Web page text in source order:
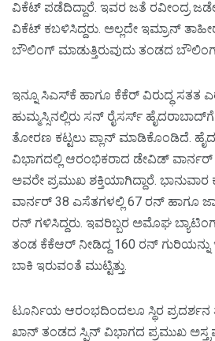
ವಿಕೆಟ್‌ ಪಡೆದಿದ್ದಾರೆ. ಇವರ ಜತೆ ರವೀಂದ್ರ
ವಿಕೆಟ್‌ ಕಬಳಿಸಿದ್ದರು. ಅಲ್ಲದೇ ಇಮ್ರಾನ್‌
ಬೌಲಿಂಗ್‌ ಮಾಡುತ್ತಿರುವುದು ತಂಡದ ಬೌಲಿಂಗ್‌
ಇನ್ನೂ ಸಿಎಸ್‌ಕೆ ಹಾಗೂ ಕೆಕೆರ್‌ ವಿರುದ್ಧ ಸತತ
ಹುಮ್ಮಸ್ಸಿನಲ್ಲಿರು ಸನ್‌ ರೈಸರ್ಸ್‌
ತೋರಣ ಕಟ್ಟಲು ಪ್ಲಾನ್ ಮಾಡಿಕೊಂಡಿದೆ.
ವಿಭಾಗದಲ್ಲಿ ಆರಂಭಿಕರಾದ ಡೇವಿಡ್‌ ವಾರ್ನರ್‌
ಅವರೇ ಪ್ರಮುಖ ಶಕ್ತಿಯಾಗಿದ್ದಾರೆ.
ವಾರ್ನರ್‌ 38 ಎಸೆತಗಳಲ್ಲಿ 67 ರನ್‌ ಹಾಗೂ
ರನ್‌ ಗಳಿಸಿದ್ದರು. ಇವರಿಬ್ಬರ ಅಮೊಘ
ತಂಡ ಕೆಕೆಆರ್‌ ನೀಡಿದ್ದ 160 ರನ್‌ ಗುರಿಯನ್ನು
ಬಾಕಿ ಇರುವಂತೆ ಮುಟ್ಟಿತ್ತು.
ಟೂರ್ನಿಯ ಆರಂಭದಿಂದಲೂ ಸ್ಥಿರ ಪ್ರದರ್ಶನ
ಖಾನ್‌ ತಂಡದ ಸ್ಪಿನ್‌ ವಿಭಾಗದ ಪ್ರಮುಖ